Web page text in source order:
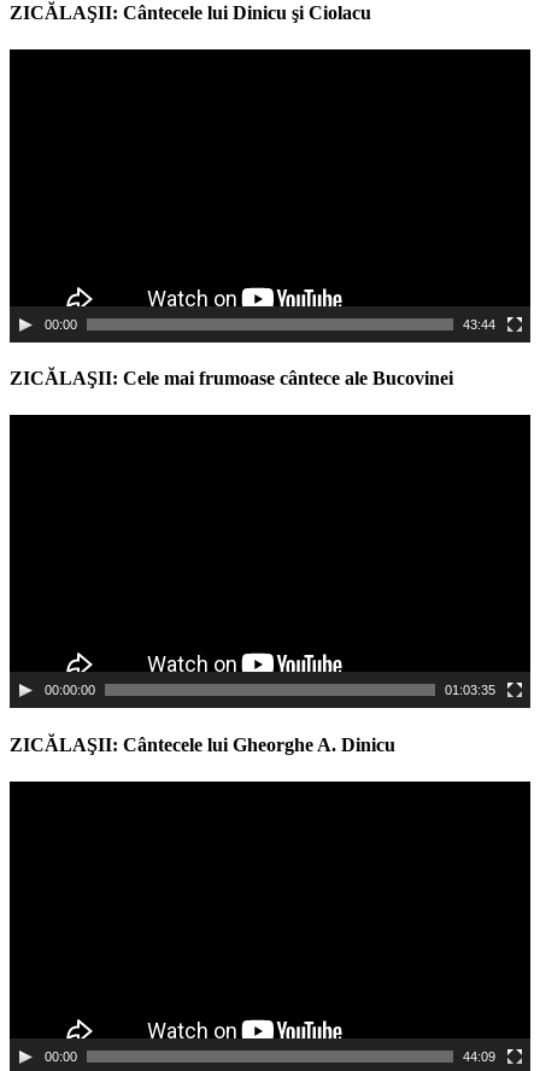
ZICĂLAŞII: Cântecele lui Dinicu şi Ciolacu
00:00 43:44
ZICĂLAŞII: Cele mai frumoase cântece ale Bucovinei
00:00:00 01:03:35
ZICĂLAŞII: Cântecele lui Gheorghe A. Dinicu
00:00 44:09